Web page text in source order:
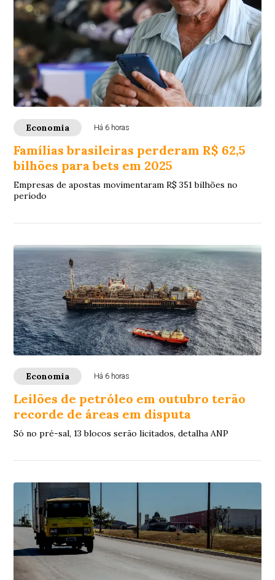
Economia Há 6 horas
Famílias brasileiras perderam R$ 62,5
bilhões para bets em 2025
Empresas de apostas movimentaram R$ 351 bilhões no
período
Economia Há 6 horas
Leilões de petróleo em outubro terão
recorde de áreas em disputa
Só no pré-sal, 13 blocos serão licitados, detalha ANP